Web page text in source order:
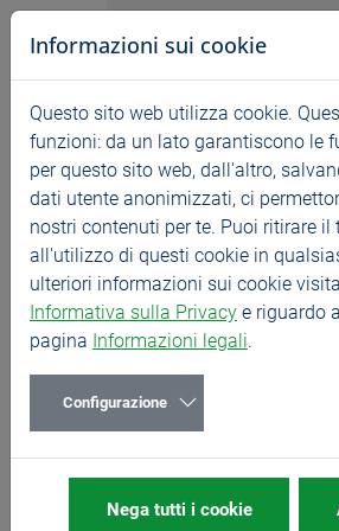
Vai direttamente alla navigazione
Vai direttamente al contenuto
STOM-TOOL - Polonia
24/03/2026 Mostre
24. – 27. Marzo 2026, Stand 9-B25
B25 del nostro partner KB Tooling!
Informazioni sui cookie
Questo sito web utilizza cookie.
funzioni: da un lato garantiscono le
per questo sito web, dall'altro,
dati utente anonimizzati, ci
nostri contenuti per te. Puoi ritirare il
all'utilizzo di questi cookie in
ulteriori informazioni sui cookie
Informativa sulla Privacy e riguardo
pagina Informazioni legali.
Configurazione
Nega tutti i cookie
Notizie